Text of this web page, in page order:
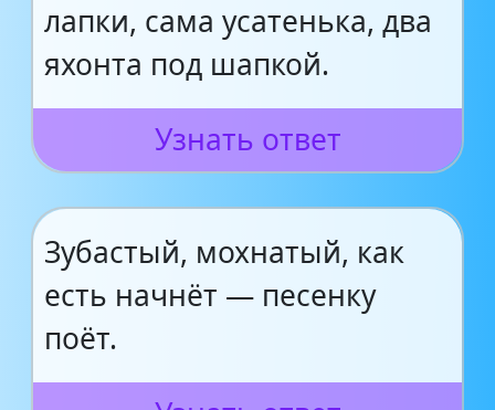
лапки, сама усатенька, два
яхонта под шапкой.
Узнать ответ
Зубастый, мохнатый, как
есть начнёт — песенку
поёт.